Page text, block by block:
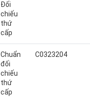
Đối
chiếu
thứ
cấp
Chuẩn
đối
chiếu
thứ
cấp
C0323204